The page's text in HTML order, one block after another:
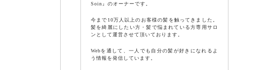
Soin』のオーナーです。
今まで10万人以上のお客様の髪を触ってきました。
髪を綺麗にしたい方・髪で悩まれている方専用サロ
ンとして運営させて頂いております。
Webを通して、一人でも自分の髪が好きになれるよ
う情報を発信しています。